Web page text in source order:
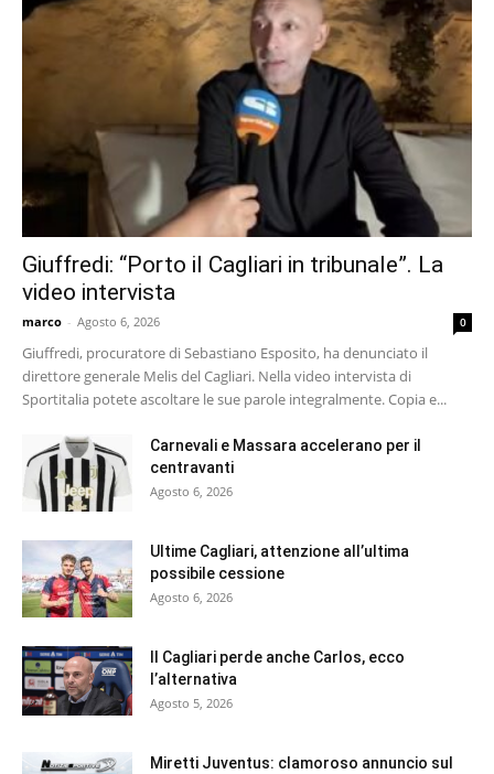
Giuffredi: “Porto il Cagliari in tribunale”. La
video intervista
marco - Agosto 6, 2026 0
Giuffredi, procuratore di Sebastiano Esposito, ha denunciato il
direttore generale Melis del Cagliari. Nella video intervista di
Sportitalia potete ascoltare le sue parole integralmente. Copia e...
Carnevali e Massara accelerano per il
centravanti
Agosto 6, 2026
Ultime Cagliari, attenzione all’ultima
possibile cessione
Agosto 6, 2026
Il Cagliari perde anche Carlos, ecco
l’alternativa
Agosto 5, 2026
Miretti Juventus: clamoroso annuncio sul